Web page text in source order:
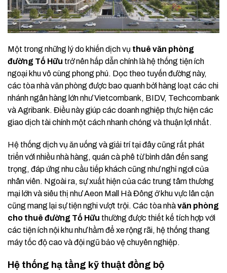
Một trong những lý do khiến dịch vụ thuê văn phòng
đường Tố Hữu trở nên hấp dẫn chính là hệ thống tiện ích
ngoại khu vô cùng phong phú. Dọc theo tuyến đường này,
các tòa nhà văn phòng được bao quanh bởi hàng loạt các chi
nhánh ngân hàng lớn như Vietcombank, BIDV, Techcombank
và Agribank. Điều này giúp các doanh nghiệp thực hiện các
giao dịch tài chính một cách nhanh chóng và thuận lợi nhất.
Hệ thống dịch vụ ăn uống và giải trí tại đây cũng rất phát
triển với nhiều nhà hàng, quán cà phê từ bình dân đến sang
trọng, đáp ứng nhu cầu tiếp khách cũng như nghỉ ngơi của
nhân viên. Ngoài ra, sự xuất hiện của các trung tâm thương
mại lớn và siêu thị như Aeon Mall Hà Đông ở khu vực lân cận
cũng mang lại sự tiện nghi vượt trội. Các tòa nhàvăn phòng
cho thuê đường Tố Hữu thường được thiết kế tích hợp với
các tiện ích nội khu như hầm để xe rộng rãi, hệ thống thang
máy tốc độ cao và đội ngũ bảo vệ chuyên nghiệp.
Hệ thống hạ tầng kỹ thuật đồng bộ